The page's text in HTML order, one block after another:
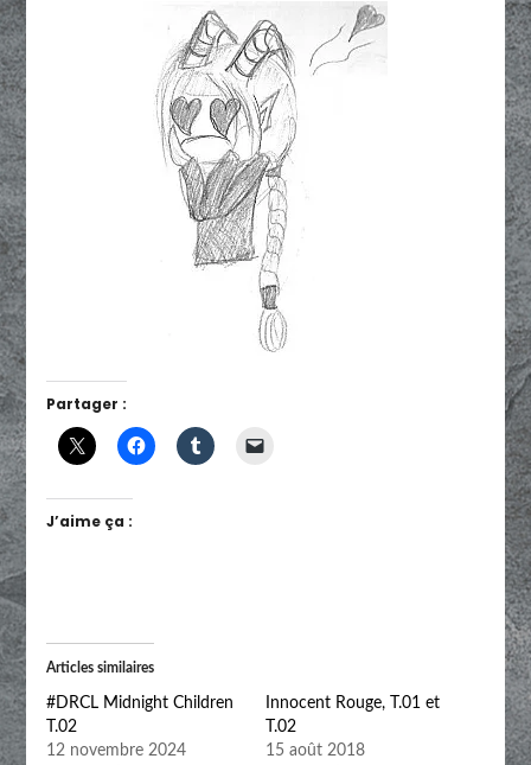
Partager :
J’aime ça :
Articles similaires
#DRCL Midnight Children
T.02
12 novembre 2024
Innocent Rouge, T.01 et
T.02
15 août 2018